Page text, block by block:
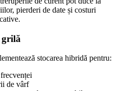
pierderi de date și costuri
grilă
stocarea hibridă pentru:
de vârf